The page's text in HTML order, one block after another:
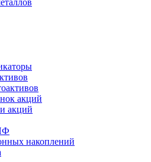
акций
акций
накоплений